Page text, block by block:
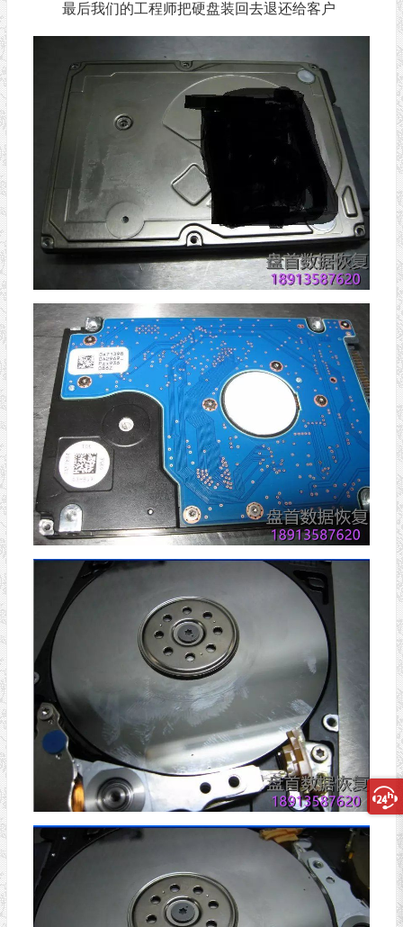
最后我们的工程师把硬盘装回去退还给客户